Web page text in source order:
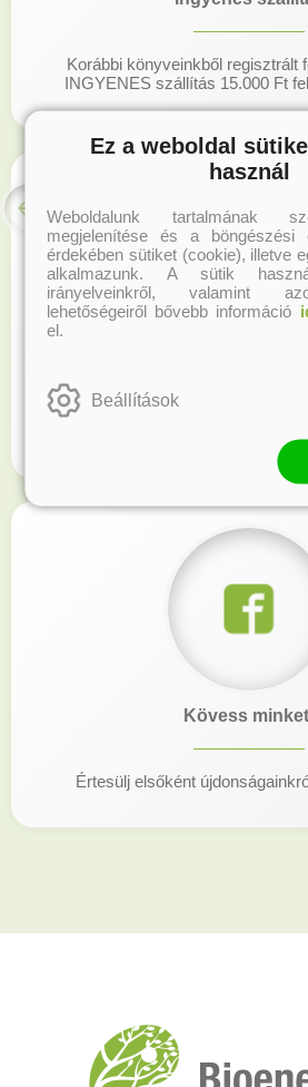
Korábbi könyveinkből regisztrált
INGYENES szállítás 15.000 Ft
Kövess
Értesülj elsőként
Ez a weboldal
használ
Weboldalunk tartalmának
megjelenítése és a böngészési
érdekében sütiket (cookie), illetve
alkalmazunk. A sütik
irányelveinkről, valamint
lehetőségeiről bővebb információ
el.
Beállítások